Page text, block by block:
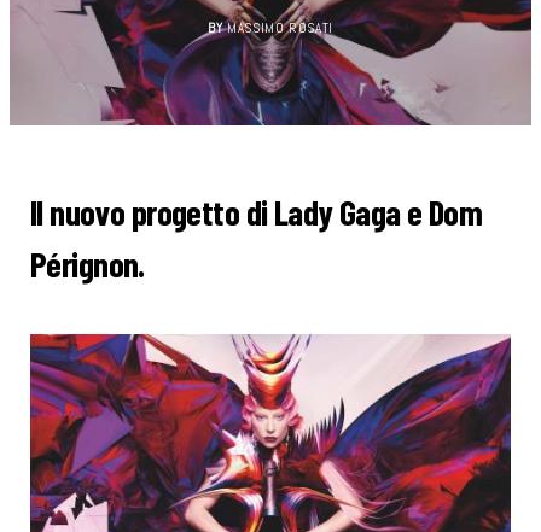
BY MASSIMO ROSATI
Il nuovo progetto di Lady Gaga e Dom
Pérignon.